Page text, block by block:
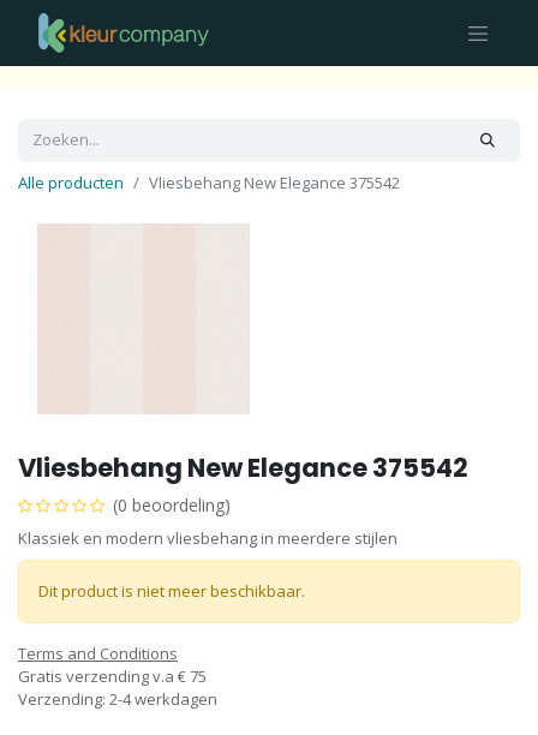
Alle producten Vliesbehang New Elegance 375542
Vliesbehang New Elegance 375542
(0 beoordeling)
Klassiek en modern vliesbehang in meerdere stijlen
Dit product is niet meer beschikbaar.
Terms and Conditions
Gratis verzending v.a € 75
Verzending: 2-4 werkdagen